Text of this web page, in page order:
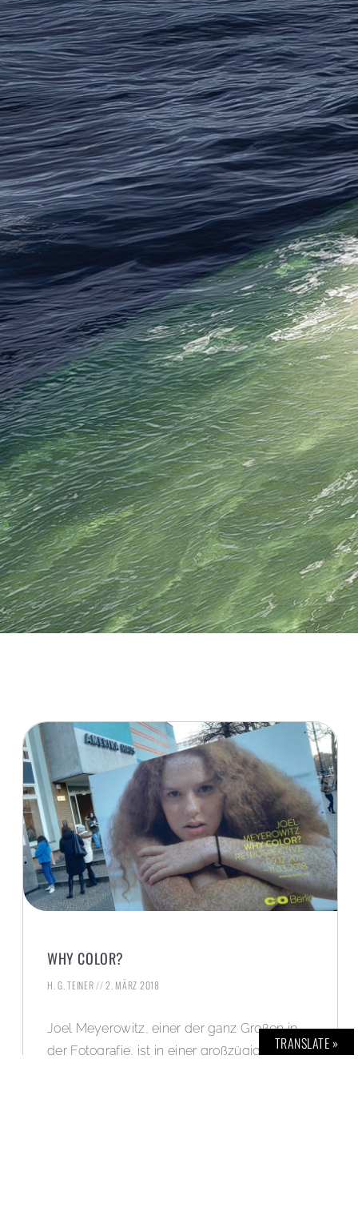
WHY COLOR?
H. G. TEINER 2. MÄRZ 2018
Joel Meyerowitz, einer der ganz Großen in
der Fotografie, ist in einer großzügigen TRANSLATE »